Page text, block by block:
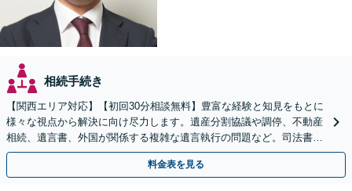
相続手続き
【関西エリア対応】【初回30分相談無料】豊富な経験と知見をもとに
様々な視点から解決に向け尽力します。遺産分割協議や調停、不動産
相続、遺言書、外国が関係する複雑な遺言執行の問題など。司法書士
や税理士とも連携し、円滑な解決を【オンライン面談可】
料金表を見る